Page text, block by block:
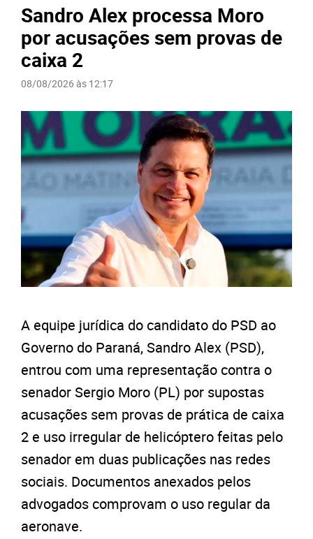
Sandro Alex processa Moro
por acusações sem provas de
caixa 2
08/08/2026 às 12:17
A equipe jurídica do candidato do PSD ao
Governo do Paraná, Sandro Alex (PSD),
entrou com uma representação contra o
senador Sergio Moro (PL) por supostas
acusações sem provas de prática de caixa
2 e uso irregular de helicóptero feitas pelo
senador em duas publicações nas redes
sociais. Documentos anexados pelos
advogados comprovam o uso regular da
aeronave.